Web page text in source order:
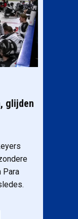
glijden
Para